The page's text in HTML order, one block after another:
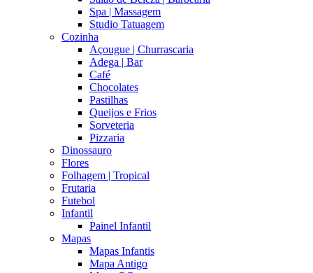
Spa | Massagem
Studio Tatuagem
Cozinha
Açougue | Churrascaria
Adega | Bar
Café
Chocolates
Pastilhas
Queijos e Frios
Sorveteria
Pizzaria
Dinossauro
Flores
Folhagem | Tropical
Frutaria
Futebol
Infantil
Painel Infantil
Mapas
Mapas Infantis
Mapa Antigo